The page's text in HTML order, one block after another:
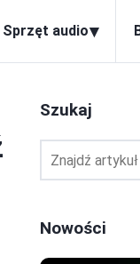
Sprzęt audio▾
Szukaj
Nowości